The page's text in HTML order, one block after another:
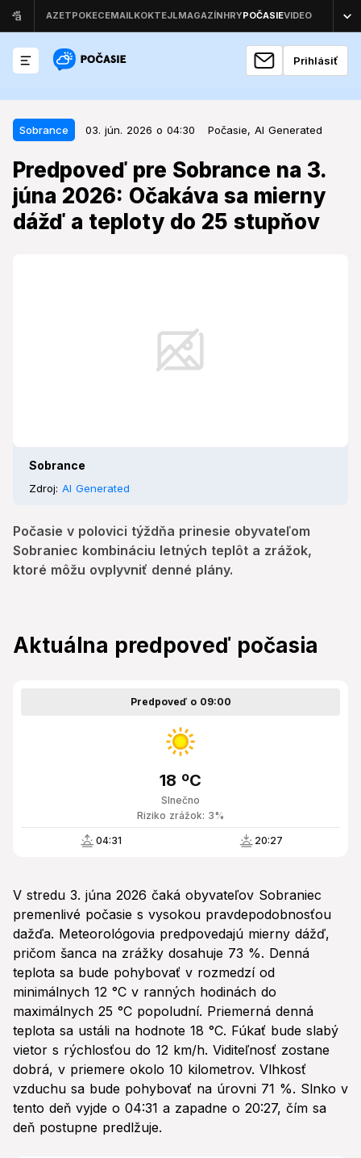
Prihlásiť
Sobrance 03. jún. 2026 o 04:30 Počasie, AI Generated
Predpoveď pre Sobrance na 3.
júna 2026: Očakáva sa mierny
dážď a teploty do 25 stupňov
Sobrance
Zdroj: AI Generated
Počasie v polovici týždňa prinesie obyvateľom
Sobraniec kombináciu letných teplôt a zrážok,
ktoré môžu ovplyvniť denné plány.
Sobrance 03. jún. 2026 o 04:30
Predpoveď pre Sobrance na 3.
júna 2026: Očakáva sa mierny
dážď a teploty do 25 stupňov
Aktuálna predpoveď počasia
Predpoveď o 09:00
Slnečno
18 ºC
Riziko zrážok: 3%
04:31 20:27
V stredu 3. júna 2026 čaká obyvateľov Sobraniec
premenlivé počasie s vysokou pravdepodobnosťou
dažďa. Meteorológovia predpovedajú mierny dážď,
pričom šanca na zrážky dosahuje 73 %. Denná
teplota sa bude pohybovať v rozmedzí od
minimálnych 12 °C v ranných hodinách do
maximálnych 25 °C popoludní. Priemerná denná
teplota sa ustáli na hodnote 18 °C. Fúkať bude slabý
vietor s rýchlosťou do 12 km/h. Viditeľnosť zostane
dobrá, v priemere okolo 10 kilometrov. Vlhkosť
vzduchu sa bude pohybovať na úrovni 71 %. Slnko v
tento deň vyjde o 04:31 a zapadne o 20:27, čím sa
deň postupne predlžuje.